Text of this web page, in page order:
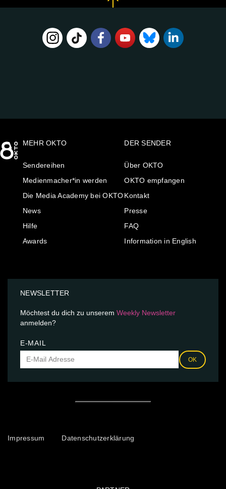
MEHR OKTO
Sendereihen
Medienmacher*in werden
Die Media Academy bei OKTO
News
Hilfe
Awards
DER SENDER
Über OKTO
OKTO empfangen
Kontakt
Presse
FAQ
Information in English
NEWSLETTER
Möchtest du dich zu unserem Weekly Newsletter
anmelden?
E-MAIL
OK
Impressum Datenschutzerklärung